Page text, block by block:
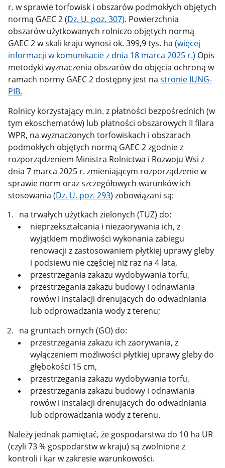
r. w sprawie torfowisk i obszarów podmokłych objętych
normą GAEC 2 (Dz. U. poz. 307). Powierzchnia
obszarów użytkowanych rolniczo objętych normą
GAEC 2 w skali kraju wynosi ok. 399,9 tys. ha(więcej
informacji w komunikacie z dnia 18 marca 2025 r.) Opis
metodyki wyznaczenia obszarów do objęcia ochroną w
ramach normy GAEC 2 dostępny jest nastronie IUNG-
PIB.
Rolnicy korzystający m.in. z płatności bezpośrednich (w
tym ekoschematów) lub płatności obszarowych II filara
WPR, na wyznaczonych torfowiskach i obszarach
podmokłych objętych normą GAEC 2 zgodnie z
rozporządzeniem Ministra Rolnictwa i Rozwoju Wsi z
dnia 7 marca 2025 r. zmieniającym rozporządzenie w
sprawie norm oraz szczegółowych warunków ich
stosowania (Dz. U. poz. 293) zobowiązani są:
na trwałych użytkach zielonych (TUZ) do:
nieprzekształcania i niezaorywania ich, z
wyjątkiem możliwości wykonania zabiegu
renowacji z zastosowaniem płytkiej uprawy gleby
i podsiewu nie częściej niż raz na 4 lata,
przestrzegania zakazu wydobywania torfu,
przestrzegania zakazu budowy i odnawiania
rowów i instalacji drenujących do odwadniania
lub odprowadzania wody z terenu;
na gruntach ornych (GO) do:
przestrzegania zakazu ich zaorywania, z
wyłączeniem możliwości płytkiej uprawy gleby do
głębokości 15 cm,
przestrzegania zakazu wydobywania torfu,
przestrzegania zakazu budowy i odnawiania
rowów i instalacji drenujących do odwadniania
lub odprowadzania wody z terenu.
Należy jednak pamiętać, że gospodarstwa do 10 ha UR
(czyli 73 % gospodarstw w kraju) są zwolnione z
kontroli i kar w zakresie warunkowości.